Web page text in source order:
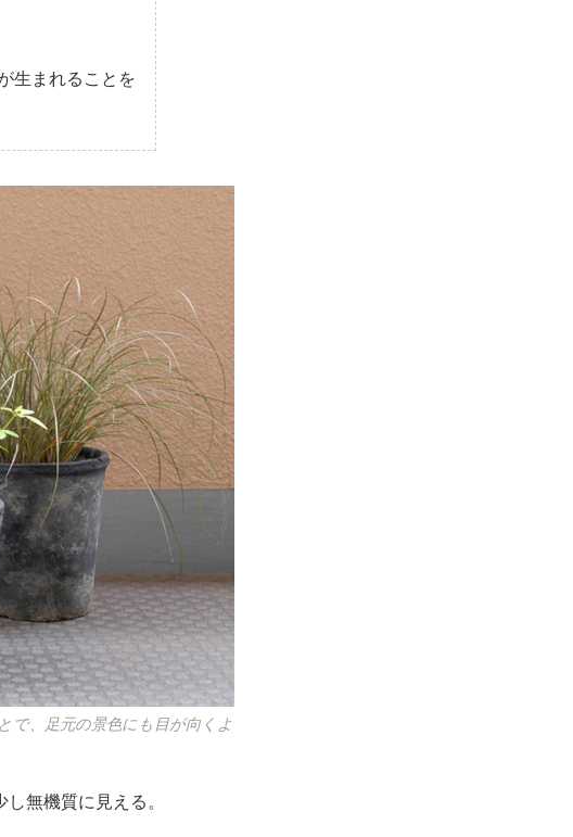
生まれることを
で、足元の景色にも目が向くよ
無機質に見える。